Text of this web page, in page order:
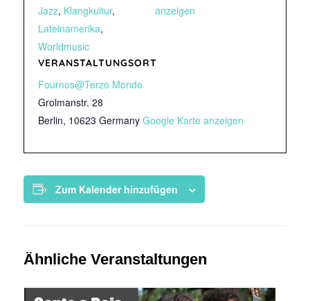
Jazz, Klangkultur,
Lateinamerika,
Worldmusic
VERANSTALTUNGSORT
Fournos@Terzo Mondo
Grolmanstr. 28
Berlin, 10623 Germany Google Karte anzeigen
anzeigen
Zum Kalender hinzufügen
Ähnliche Veranstaltungen